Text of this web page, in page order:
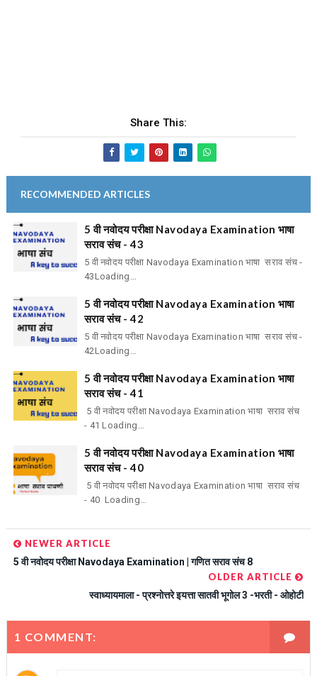
Share This:
RECOMMENDED ARTICLES
5 वी नवोदय परीक्षा Navodaya Examination भाषा
सराव संच - 43
5 वी नवोदय परीक्षा Navodaya Examination भाषा सराव संच -
43Loading…
5 वी नवोदय परीक्षा Navodaya Examination भाषा
सराव संच - 42
5 वी नवोदय परीक्षा Navodaya Examination भाषा सराव संच -
42Loading…
5 वी नवोदय परीक्षा Navodaya Examination भाषा
सराव संच - 41
5 वी नवोदय परीक्षा Navodaya Examination भाषा सराव संच
- 41 Loading…
5 वी नवोदय परीक्षा Navodaya Examination भाषा
सराव संच - 40
5 वी नवोदय परीक्षा Navodaya Examination भाषा सराव संच
- 40 Loading…
NEWER ARTICLE
5 वी नवोदय परीक्षा Navodaya Examination | गणित सराव संच 8
OLDER ARTICLE
स्वाध्यायमाला - प्रश्नोत्तरे इयत्ता सातवी भूगोल 3 -भरती - ओहोटी
1 COMMENT: